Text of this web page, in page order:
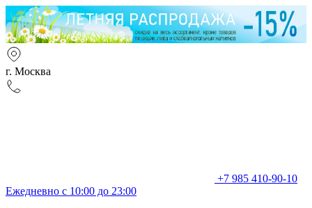
г. Москва
+7 985 410-90-10
Ежедневно с 10:00 до 23:00